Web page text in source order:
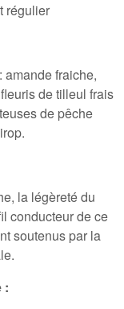
régulier
amande fraiche,
de tilleul frais
de pêche
la légèreté du
conducteur de ce
soutenus par la
: